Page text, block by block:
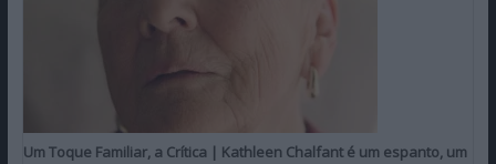
Um Toque Familiar, a Crítica | Kathleen Chalfant é um espanto, um